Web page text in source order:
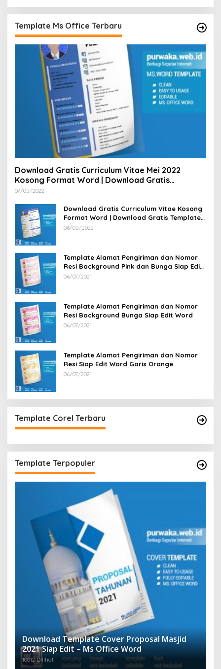
Template Ms Office Terbaru
Download Gratis Curriculum Vitae Mei 2022
Kosong Format Word | Download Gratis
Template CV Lamaran Kerja Doc Bisa Diedit
07/05/2022
Download Gratis Curriculum Vitae Kosong
Format Word | Download Gratis Template
CV Lamaran Kerja Doc Mudah Diedit
06/05/2022
Template Alamat Pengiriman dan Nomor
Resi Background Pink dan Bunga Siap Edit
Word
06/07/2021
Template Alamat Pengiriman dan Nomor
Resi Background Bunga Siap Edit Word
06/07/2021
Template Alamat Pengiriman dan Nomor
Resi Siap Edit Word Garis Orange
06/07/2021
Template Corel Terbaru
Template Terpopuler
Download Template Cover Proposal Masjid
2021 Siap Edit – Ms Office Word
10012 Dilihat